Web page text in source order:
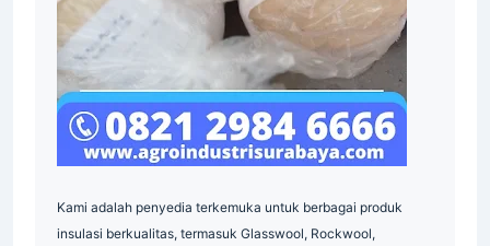
Indonesia
Indonesia
Kami adalah penyedia terkemuka untuk berbagai produk
insulasi berkualitas, termasuk Glasswool, Rockwool,